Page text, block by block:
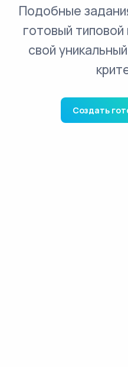
Подобные
готовый типовой
свой
Создать